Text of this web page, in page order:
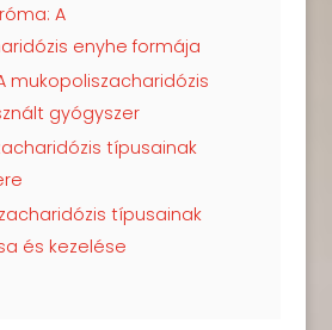
A
enyhe formája
mukopoliszacharidózis
gyógyszer
típusainak
típusainak
és kezelése